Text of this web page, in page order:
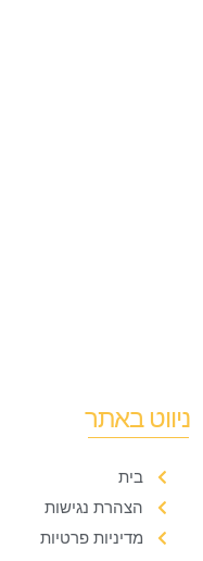
ניווט באתר
בית
הצהרת נגישות
מדיניות פרטיות